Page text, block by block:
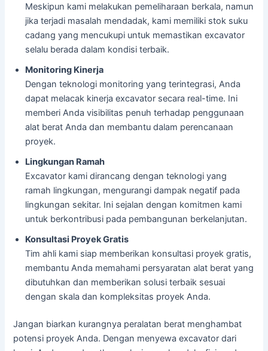
Meskipun kami melakukan pemeliharaan berkala, namun
jika terjadi masalah mendadak, kami memiliki stok suku
cadang yang mencukupi untuk memastikan excavator
selalu berada dalam kondisi terbaik.
Monitoring Kinerja
Dengan teknologi monitoring yang terintegrasi, Anda
dapat melacak kinerja excavator secara real-time. Ini
memberi Anda visibilitas penuh terhadap penggunaan
alat berat Anda dan membantu dalam perencanaan
proyek.
Lingkungan Ramah
Excavator kami dirancang dengan teknologi yang
ramah lingkungan, mengurangi dampak negatif pada
lingkungan sekitar. Ini sejalan dengan komitmen kami
untuk berkontribusi pada pembangunan berkelanjutan.
Konsultasi Proyek Gratis
Tim ahli kami siap memberikan konsultasi proyek gratis,
membantu Anda memahami persyaratan alat berat yang
dibutuhkan dan memberikan solusi terbaik sesuai
dengan skala dan kompleksitas proyek Anda.
Jangan biarkan kurangnya peralatan berat menghambat
potensi proyek Anda. Dengan menyewa excavator dari